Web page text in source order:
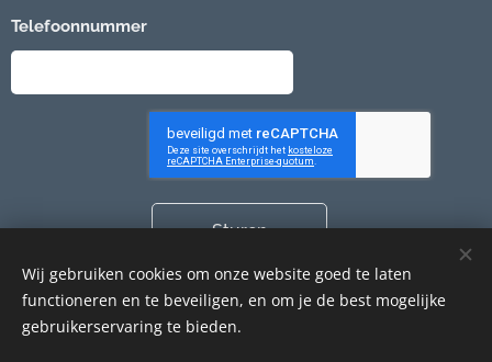
Telefoonnummer
Sturen
Cookies
Wij gebruiken cookies om onze website goed te laten
functioneren en te beveiligen, en om je de best mogelijke
gebruikerservaring te bieden.